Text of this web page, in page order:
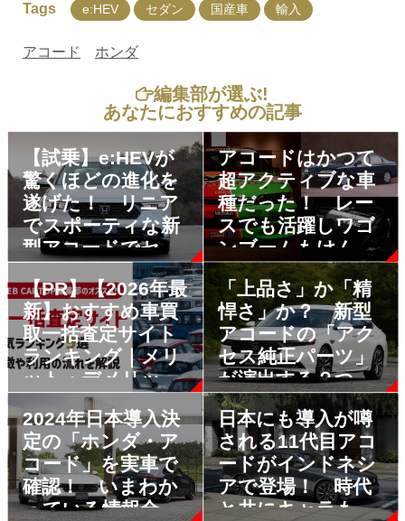
Tags e:HEV セダン 国産車 輸入
アコード ホンダ
編集部が選ぶ!
あなたにおすすめの記事
【試乗】e:HEVが
驚くほどの進化を
遂げた！ リニア
でスポーティな新
型アコードでセダ
ンの復権なるか？
アコードはかつて
超アクティブな車
種だった！ レー
スでも活躍しワゴ
ンブームもけん引
した熱き時代の５
代目を振り返る
【PR】【2026年最
新】おすすめ車買
取一括査定サイト
ランキング｜メリ
ット・デメリット
「上品さ」か「精
悍さ」か？ 新型
アコードの「アク
セス純正パーツ」
が演出する２つの
スタイル
2024年日本導入決
定の「ホンダ・ア
コード」を実車で
確認！ いまわか
っている情報全部
日本にも導入が噂
される11代目アコ
ードがインドネシ
アで登場！ 時代
と共にキャラも姿